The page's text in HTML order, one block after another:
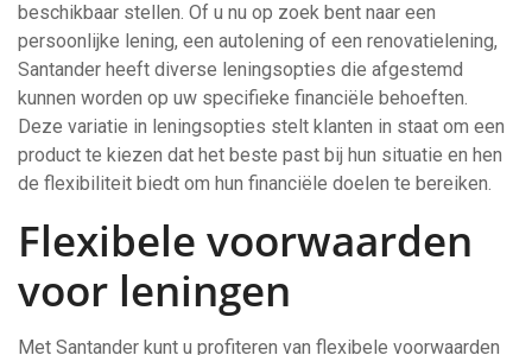
beschikbaar stellen. Of u nu op zoek bent naar een
persoonlijke lening, een autolening of een renovatielening,
Santander heeft diverse leningsopties die afgestemd
kunnen worden op uw specifieke financiële behoeften.
Deze variatie in leningsopties stelt klanten in staat om een
product te kiezen dat het beste past bij hun situatie en hen
de flexibiliteit biedt om hun financiële doelen te bereiken.
Flexibele voorwaarden
voor leningen
Met Santander kunt u profiteren van flexibele voorwaarden